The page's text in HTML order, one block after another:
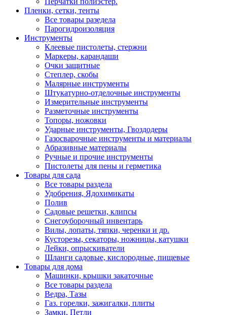
Пленки, сетки, тенты
Все товары разедела
Парогидроизоляция
Инструменты
Клеевые пистолеты, стержни
Маркеры, карандаши
Очки защитные
Степлер, скобы
Малярные инструменты
Штукатурно-отделочные инструменты
Измерительные инструменты
Разметочные инструменты
Топоры, ножовки
Ударные инструменты, Гвоздодеры
Газосварочные инструменты и материалы
Абразивные материалы
Ручные и прочие инструменты
Пистолеты для пены и герметика
Товары для сада
Все товары раздела
Удобрения, Ядохимикаты
Полив
Садовые решетки, клипсы
Снегоуборочный инвентарь
Вилы, лопаты, тяпки, черенки и др.
Кусторезы, секаторы, ножницы, катушки
Лейки, опрыскиватели
Шланги садовые, кислородные, пищевые
Товары для дома
Машинки, крышки закаточные
Все товары раздела
Ведра, Тазы
Газ. горелки, зажигалки, плиты
Замки, Петли